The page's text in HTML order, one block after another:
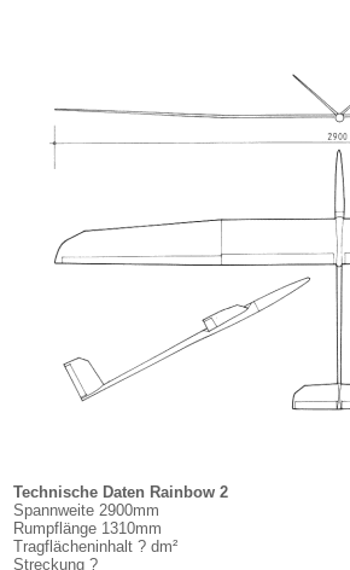
Technische Daten Rainbow 2
Spannweite 2900mm
Rumpflänge 1310mm
Tragflächeninhalt ? dm²
Streckung ?